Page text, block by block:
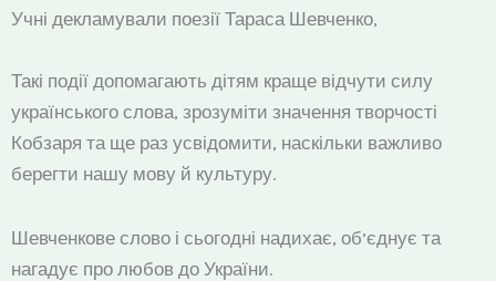
Учні декламували поезії Тараса Шевченко,
Такі події допомагають дітям краще відчути силу
українського слова, зрозуміти значення творчості
Кобзаря та ще раз усвідомити, наскільки важливо
берегти нашу мову й культуру.
Шевченкове слово і сьогодні надихає, об’єднує та
нагадує про любов до України.